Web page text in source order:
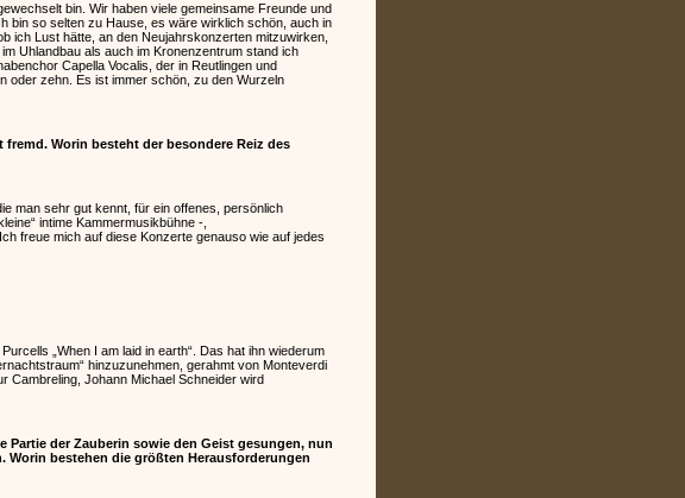
bin. Wir haben viele gemeinsame Freunde und
bin so selten zu Hause, es wäre wirklich schön, auch in
ich Lust hätte, an den Neujahrskonzerten mitzuwirken,
Uhlandbau als auch im Kronenzentrum stand ich
Capella Vocalis, der in Reutlingen und
oder zehn. Es ist immer schön, zu den Wurzeln
Worin besteht der besondere Reiz des
man sehr gut kennt, für ein offenes, persönlich
intime Kammermusikbühne -,
freue mich auf diese Konzerte genauso wie auf jedes
„When I am laid in earth“. Das hat ihn wiederum
hinzuzunehmen, gerahmt von Monteverdi
Cambreling, Johann Michael Schneider wird
Partie der Zauberin sowie den Geist gesungen, nun
Worin bestehen die größten Herausforderungen